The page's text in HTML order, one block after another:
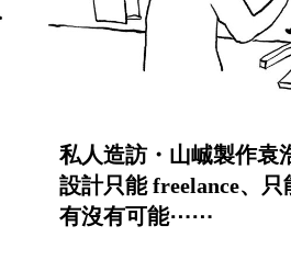
私人造訪・山峸製作袁
設計只能 freelance、只
有沒有可能⋯⋯